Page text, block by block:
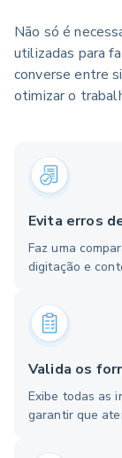
Não só é
utilizadas para
converse entre
otimizar o
Evita erros
Faz uma
digitação e
Valida os
Exibe todas as
garantir que